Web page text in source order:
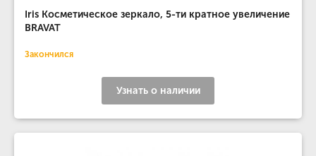
Iris Косметическое зеркало, 5-ти кратное увеличение
BRAVAT
Закончился
Узнать о наличии